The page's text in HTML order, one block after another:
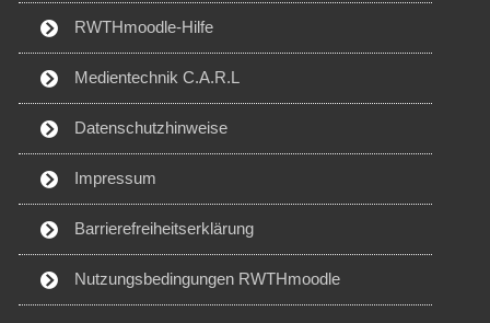
RWTHmoodle-Hilfe
Medientechnik C.A.R.L
Datenschutzhinweise
Impressum
Barrierefreiheitserklärung
Nutzungsbedingungen RWTHmoodle